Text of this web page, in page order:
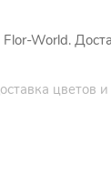
Flor-World.
цветов и